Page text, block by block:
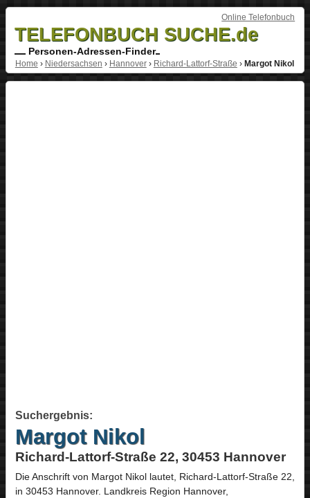
Online Telefonbuch
TELEFONBUCH SUCHE.de
Personen-Adressen-Finder
Home › Niedersachsen › Hannover› Richard-Lattorf-Straße › Margot Nikol
Suchergebnis:
Margot Nikol
Richard-Lattorf-Straße 22, 30453 Hannover
Die Anschrift von Margot Nikollautet, Richard-Lattorf-Straße 22,
in 30453 Hannover. Landkreis Region Hannover,